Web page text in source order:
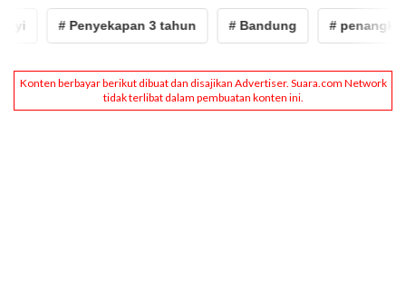
# Penyekapan 3 tahun # Bandung # penangkapan